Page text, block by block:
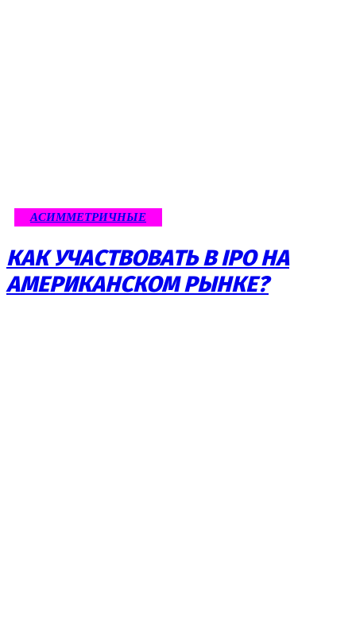
АСИММЕТРИЧНЫЕ
КАК УЧАСТВОВАТЬ В IPO НА
АМЕРИКАНСКОМ РЫНКЕ?